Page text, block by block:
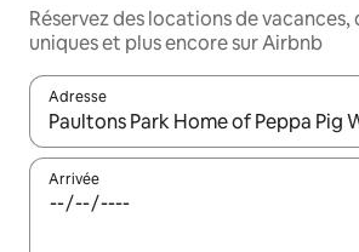
Réservez des locations de vacances,
uniques et plus encore sur Airbnb
Adresse
Lorsque les résultats s'affichent,
Arrivée